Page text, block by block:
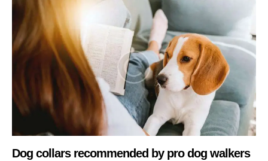
Dog collars recommended by pro dog walkers